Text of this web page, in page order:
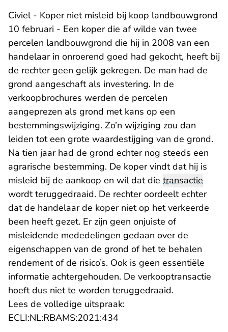
Civiel - Koper niet misleid bij koop landbouwgrond
10 februari - Een koper die af wilde van twee
percelen landbouwgrond die hij in 2008 van een
handelaar in onroerend goed had gekocht, heeft bij
de rechter geen gelijk gekregen. De man had de
grond aangeschaft als investering. In de
verkoopbrochures werden de percelen
aangeprezen als grond met kans op een
bestemmingswijziging. Zo’n wijziging zou dan
leiden tot een grote waardestijging van de grond.
Na tien jaar had de grond echter nog steeds een
agrarische bestemming. De koper vindt dat hij is
misleid bij de aankoop en wil dat die transactie
wordt teruggedraaid. De rechter oordeelt echter
dat de handelaar de koper niet op het verkeerde
been heeft gezet. Er zijn geen onjuiste of
misleidende mededelingen gedaan over de
eigenschappen van de grond of het te behalen
rendement of de risico’s. Ook is geen essentiële
informatie achtergehouden. De verkooptransactie
hoeft dus niet te worden teruggedraaid.
Lees de volledige uitspraak:
ECLI:NL:RBAMS:2021:434- U verlaat Rechtspraak.nl